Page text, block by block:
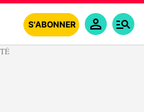
S'ABONNER